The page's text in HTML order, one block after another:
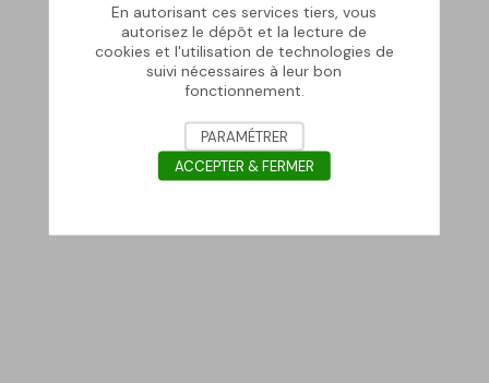
En autorisant ces services tiers, vous
autorisez le dépôt et la lecture de
cookies et l'utilisation de technologies de
suivi nécessaires à leur bon
fonctionnement.
PARAMÉTRER
ACCEPTER & FERMER